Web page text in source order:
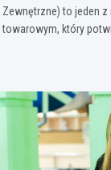
Zewnętrzne) to jeden
który